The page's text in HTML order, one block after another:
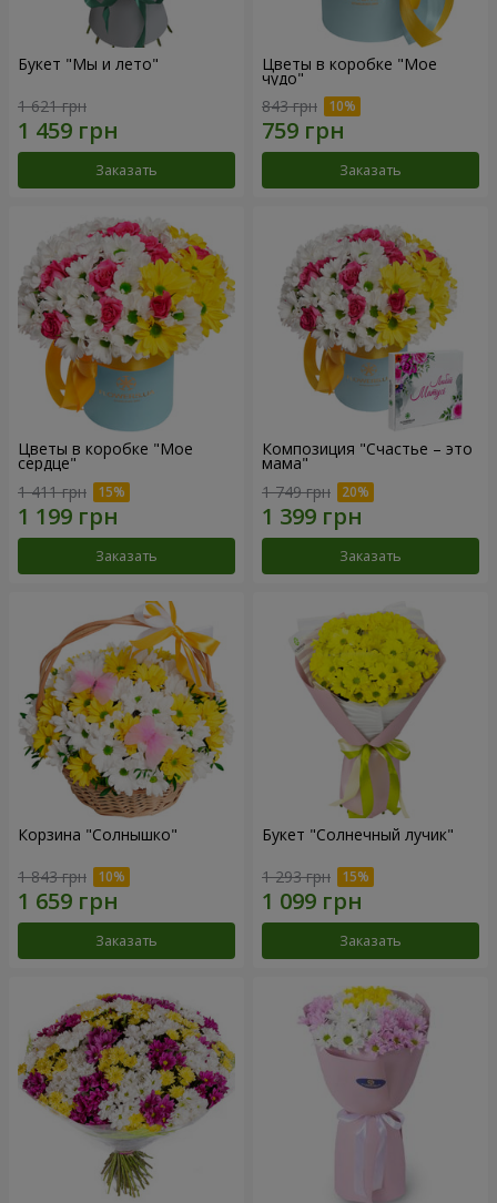
Букет "Мы и лето"
1 621 грн
Заказать
Цветы в коробке "Мое
чудо"
843 грн
Заказать
Цветы в коробке "Мое
сердце"
1 411 грн
Заказать
Композиция "Счастье – это
мама"
1 749 грн
Заказать
Корзина "Солнышко"
1 843 грн
Заказать
Букет "Солнечный лучик"
1 293 грн
Заказать